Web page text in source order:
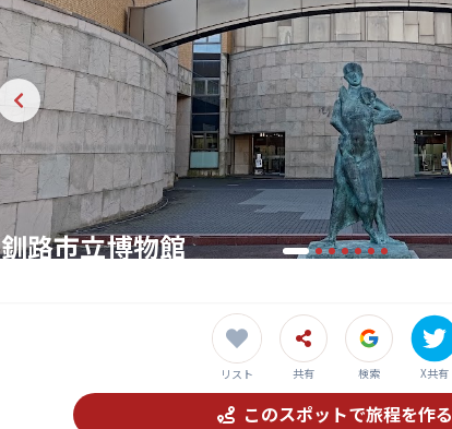
釧路市立博物館
リスト 共有 検索 X共有
このスポットで旅程を作る